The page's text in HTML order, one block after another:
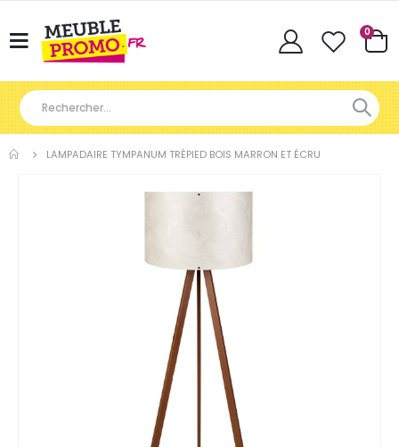
Basculer
Cart
0
LAMPADAIRE TYMPANUM TRÉPIED BOIS MARRON ET ÉCRU